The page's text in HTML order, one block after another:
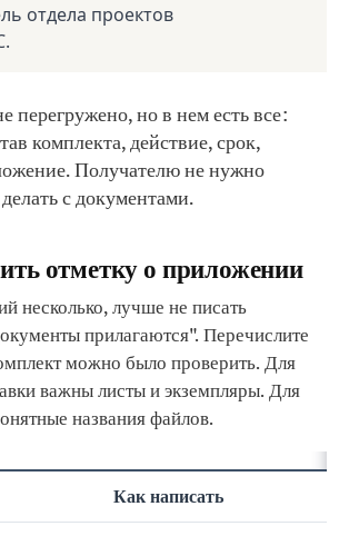
отдела проектов
перегружено, но в нем есть все:
комплекта, действие, срок,
Получателю не нужно
с документами.
отметку о приложении
несколько, лучше не писать
прилагаются". Перечислите
можно было проверить. Для
важны листы и экземпляры. Для
названия файлов.
Как написать